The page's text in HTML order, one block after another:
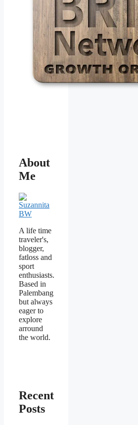
About
Me
A life time
traveler's,
blogger,
fatloss and
sport
enthusiasts.
Based in
Palembang
but always
eager to
explore
arround
the world.
Recent
Posts